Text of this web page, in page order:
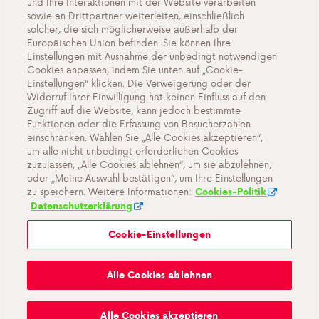
Kontakt
Cookie-Einstellungen
Wichtige Dokumente und Allgemeine
Geschaftsbedingungen
Datenschutz- und Cookie-Richtlinien
Mein Antargaz
Ein Gasgeruch?
sowie an Drittpartner weiterleiten, einschließlich
solcher, die sich möglicherweise außerhalb der
Europäischen Union befinden. Sie können Ihre
Einstellungen mit Ausnahme der unbedingt notwendigen
Cookies anpassen, indem Sie unten auf „Cookie-
Einstellungen“ klicken. Die Verweigerung oder der
Widerruf Ihrer Einwilligung hat keinen Einfluss auf den
Zugriff auf die Website, kann jedoch bestimmte
Funktionen oder die Erfassung von Besucherzahlen
einschränken. Wählen Sie „Alle Cookies akzeptieren“,
um alle nicht unbedingt erforderlichen Cookies
zuzulassen, „Alle Cookies ablehnen“, um sie abzulehnen,
oder „Meine Auswahl bestätigen“, um Ihre Einstellungen
zu speichern. Weitere Informationen: Cookies-Politik
Datenschutzerklärung
Cookie-Einstellungen
Alle Cookies ablehnen
Alle Cookies akzeptieren